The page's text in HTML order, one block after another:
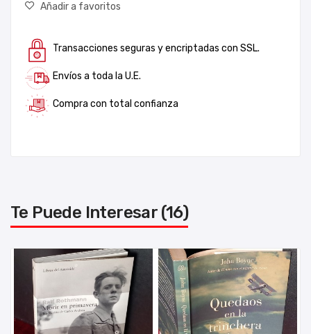
Añadir a favoritos
Transacciones seguras y encriptadas con SSL.
Envíos a toda la U.E.
Compra con total confianza
Te Puede Interesar (16)